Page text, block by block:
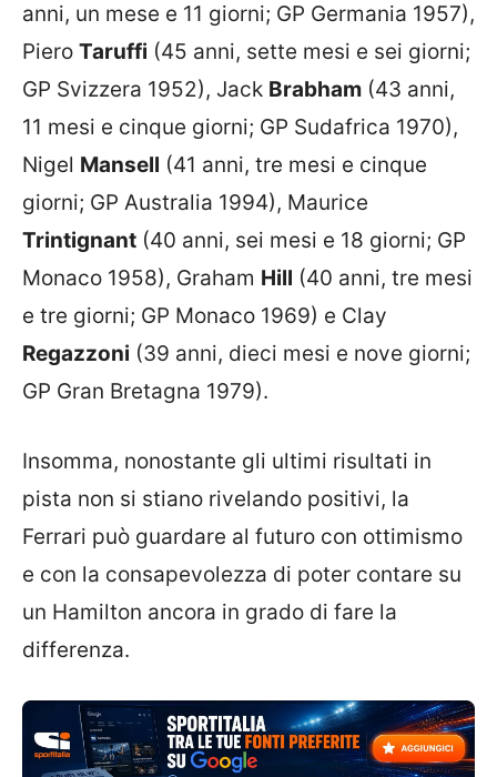
anni, un mese e 11 giorni; GP Germania 1957),
Piero Taruffi (45 anni, sette mesi e sei giorni;
GP Svizzera 1952), Jack Brabham (43 anni,
11 mesi e cinque giorni; GP Sudafrica 1970),
Nigel Mansell (41 anni, tre mesi e cinque
giorni; GP Australia 1994), Maurice
Trintignant (40 anni, sei mesi e 18 giorni; GP
Monaco 1958), Graham Hill (40 anni, tre mesi
e tre giorni; GP Monaco 1969) e Clay
Regazzoni (39 anni, dieci mesi e nove giorni;
GP Gran Bretagna 1979).
Insomma, nonostante gli ultimi risultati in
pista non si stiano rivelando positivi, la
Ferrari può guardare al futuro con ottimismo
e con la consapevolezza di poter contare su
un Hamilton ancora in grado di fare la
differenza.